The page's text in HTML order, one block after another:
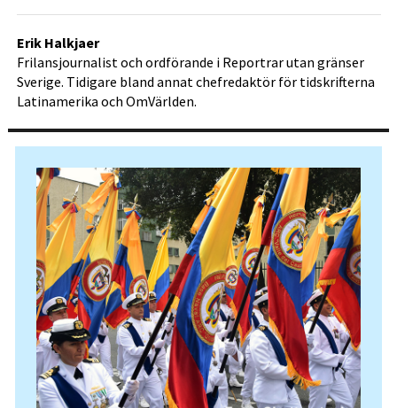
Erik Halkjaer
Frilansjournalist och ordförande i Reportrar utan gränser
Sverige. Tidigare bland annat chefredaktör för tidskrifterna
Latinamerika och OmVärlden.